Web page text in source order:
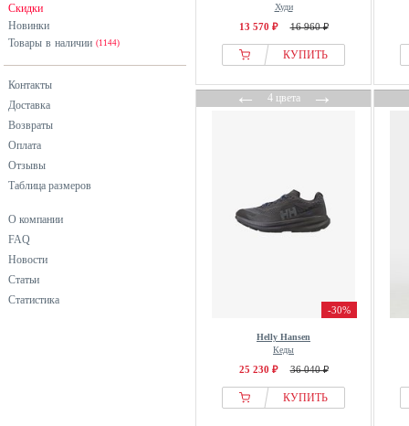
розовый
серый
синий
черный
Скидки
Новинки
Товары в наличии (1144)
Контакты
Доставка
Возвраты
Оплата
Отзывы
Таблица размеров
О компании
FAQ
Новости
Статьи
Статистика
Худи
13 570 ₽ 16 960 ₽
КУПИТЬ
←4 цвета→
-30%
Helly Hansen
Кеды
25 230 ₽ 36 040 ₽
КУПИТЬ